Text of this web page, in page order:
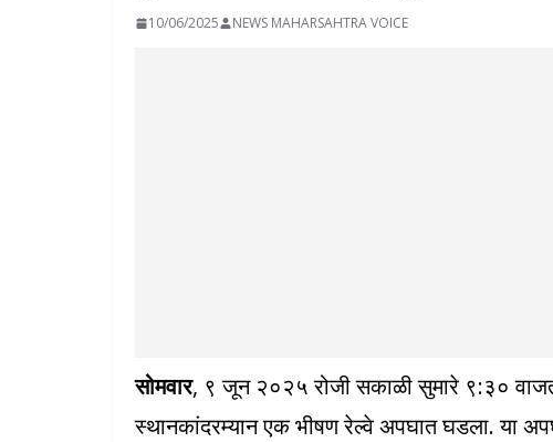
10/06/2025 NEWS MAHARSAHTRA VOICE
सोमवार, ९ जून २०२५ रोजी सकाळी सुमारे ९:३०
स्थानकांदरम्यान एक भीषण रेल्वे अपघात घडला. या